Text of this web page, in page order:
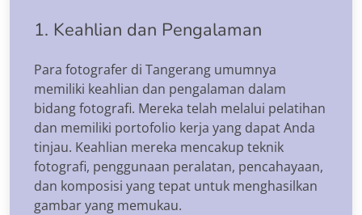
1. Keahlian dan Pengalaman
Para fotografer di Tangerang umumnya
memiliki keahlian dan pengalaman dalam
bidang fotografi. Mereka telah melalui pelatihan
dan memiliki portofolio kerja yang dapat Anda
tinjau. Keahlian mereka mencakup teknik
fotografi, penggunaan peralatan, pencahayaan,
dan komposisi yang tepat untuk menghasilkan
gambar yang memukau.